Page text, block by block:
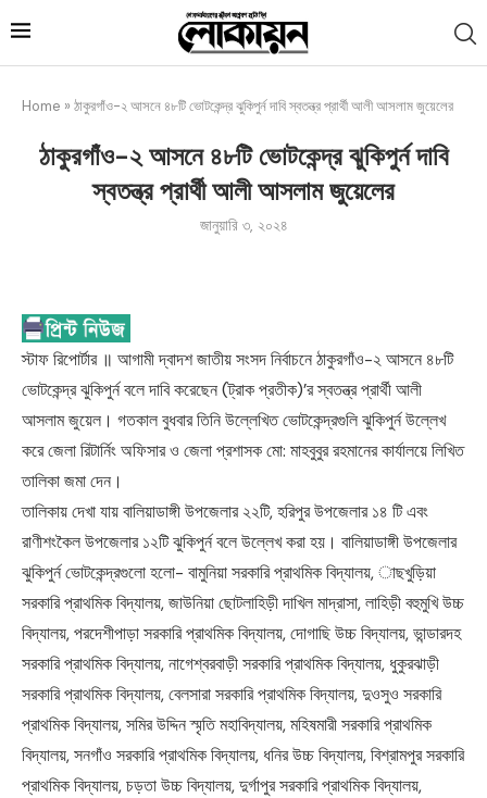
Home » ঠাকুরগাঁও-২ আসনে ৪৮টি ভোটকেন্দ্র ঝুকিপুর্ন দাবি স্বতন্ত্র প্রার্থী আলী আসলাম জুয়েলের
ঠাকুরগাঁও-২ আসনে ৪৮টি ভোটকেন্দ্র ঝুকিপুর্ন দাবি
স্বতন্ত্র প্রার্থী আলী আসলাম জুয়েলের
জানুয়ারি ৩, ২০২৪
স্টাফ রিপোর্টার ॥ আগামী দ্বাদশ জাতীয় সংসদ নির্বাচনে ঠাকুরগাঁও-২ আসনে ৪৮টি
ভোটকেন্দ্র ঝুকিপুর্ন বলে দাবি করেছেন (ট্রাক প্রতীক)’র স্বতন্ত্র প্রার্থী আলী
আসলাম জুয়েল। গতকাল বুধবার তিনি উল্লেখিত ভোটকেন্দ্রগুলি ঝুকিপুর্ন উল্লেখ
করে জেলা রিটার্নিং অফিসার ও জেলা প্রশাসক মো: মাহবুবুর রহমানের কার্যালয়ে লিখিত
তালিকা জমা দেন।
তালিকায় দেখা যায় বালিয়াডাঙ্গী উপজেলার ২২টি, হরিপুর উপজেলার ১৪ টি এবং
রাণীশংকৈল উপজেলার ১২টি ঝুকিপুর্ন বলে উল্লেখ করা হয়। বালিয়াডাঙ্গী উপজেলার
ঝুকিপুর্ন ভোটকেন্দ্রগুলো হলো- বামুনিয়া সরকারি প্রাথমিক বিদ্যালয়, াছখুড়িয়া
সরকারি প্রাথমিক বিদ্যালয়, জাউনিয়া ছোটলাহিড়ী দাখিল মাদ্রাসা, লাহিড়ী বহুমুখি উচ্চ
বিদ্যালয়, পরদেশীপাড়া সরকারি প্রাথমিক বিদ্যালয়, দোগাছি উচ্চ বিদ্যালয়, ভান্ডারদহ
সরকারি প্রাথমিক বিদ্যালয়, নাগেশ্বরবাড়ী সরকারি প্রাথমিক বিদ্যালয়, ধুকুরঝাড়ী
সরকারি প্রাথমিক বিদ্যালয়, বেলসারা সরকারি প্রাথমিক বিদ্যালয়, দুওসুও সরকারি
প্রাথমিক বিদ্যালয়, সমির উদ্দিন স্মৃতি মহাবিদ্যালয়, মহিষমারী সরকারি প্রাথমিক
বিদ্যালয়, সনগাঁও সরকারি প্রাথমিক বিদ্যালয়, ধনির উচ্চ বিদ্যালয়, বিশ্রামপুর সরকারি
প্রাথমিক বিদ্যালয়, চড়তা উচ্চ বিদ্যালয়, দুর্গাপুর সরকারি প্রাথমিক বিদ্যালয়,